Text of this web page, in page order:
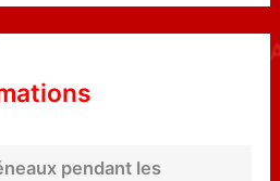
pendant les